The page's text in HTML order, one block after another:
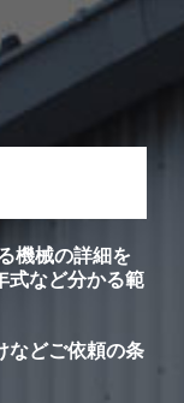
機械の詳細を
式など分かる範
などご依頼の条